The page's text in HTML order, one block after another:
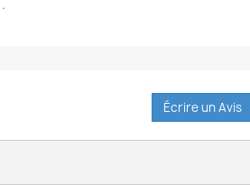
Écrire un Avis